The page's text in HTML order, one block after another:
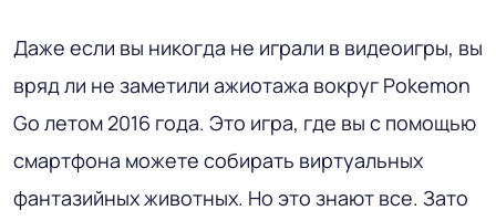
Даже если вы никогда не играли в видеоигры, вы
вряд ли не заметили ажиотажа вокруг Pokemon
Go летом 2016 года. Это игра, где вы с помощью
смартфона можете собирать виртуальных
фантазийных животных. Но это знают все. Зато